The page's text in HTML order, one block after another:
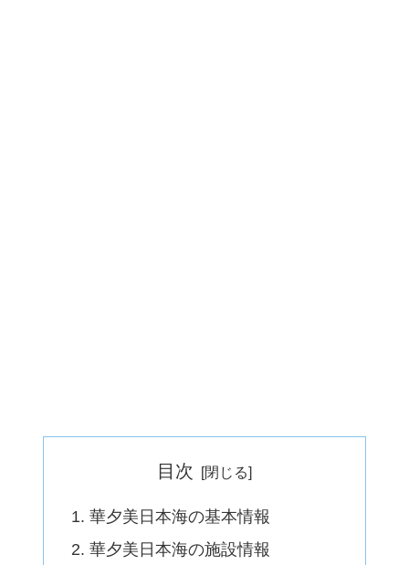
目次
華夕美日本海の基本情報
華夕美日本海の施設情報